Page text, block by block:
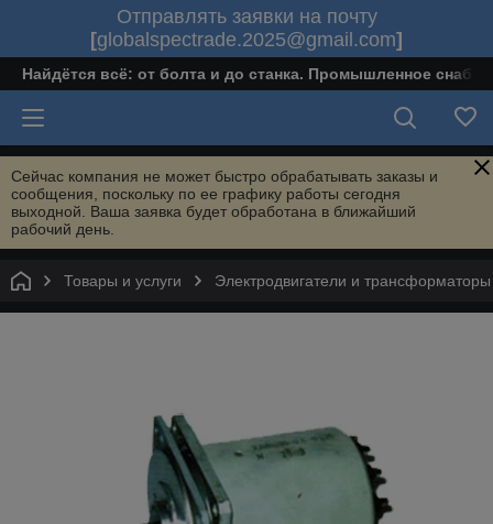
Отправлять заявки на почту
[globalspectrade.2025@gmail.com]
Найдётся всё: от болта и до станка. Промышленное
Сейчас компания не может быстро обрабатывать заказы и
сообщения, поскольку по ее графику работы сегодня
выходной. Ваша заявка будет обработана в ближайший
рабочий день.
Товары и услуги Электродвигатели и трансформаторы